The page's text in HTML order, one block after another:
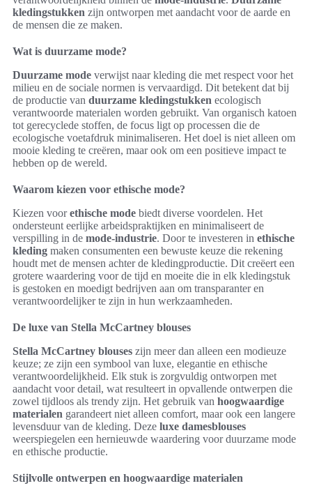
kledingstukken zijn ontworpen met aandacht voor de aarde en
de mensen die ze maken.
Wat is duurzame mode?
Duurzame mode verwijst naar kleding die met respect voor het
milieu en de sociale normen is vervaardigd. Dit betekent dat bij
de productie van duurzame kledingstukken ecologisch
verantwoorde materialen worden gebruikt. Van organisch katoen
tot gerecyclede stoffen, de focus ligt op processen die de
ecologische voetafdruk minimaliseren. Het doel is niet alleen om
mooie kleding te creëren, maar ook om een positieve impact te
hebben op de wereld.
Waarom kiezen voor ethische mode?
Kiezen voorethische mode biedt diverse voordelen. Het
ondersteunt eerlijke arbeidspraktijken en minimaliseert de
verspilling in de mode-industrie. Door te investeren in ethische
kleding maken consumenten een bewuste keuze die rekening
houdt met de mensen achter de kledingproductie. Dit creëert een
grotere waardering voor de tijd en moeite die in elk kledingstuk
is gestoken en moedigt bedrijven aan om transparanter en
verantwoordelijker te zijn in hun werkzaamheden.
De luxe van Stella McCartney blouses
Stella McCartney blouses zijn meer dan alleen een modieuze
keuze; ze zijn een symbool van luxe, elegantie en ethische
verantwoordelijkheid. Elk stuk is zorgvuldig ontworpen met
aandacht voor detail, wat resulteert in opvallende ontwerpen die
zowel tijdloos als trendy zijn. Het gebruik van hoogwaardige
materialen garandeert niet alleen comfort, maar ook een langere
levensduur van de kleding. Deze luxe damesblouses
weerspiegelen een hernieuwde waardering voor duurzame mode
en ethische productie.
Stijlvolle ontwerpen en hoogwaardige materialen